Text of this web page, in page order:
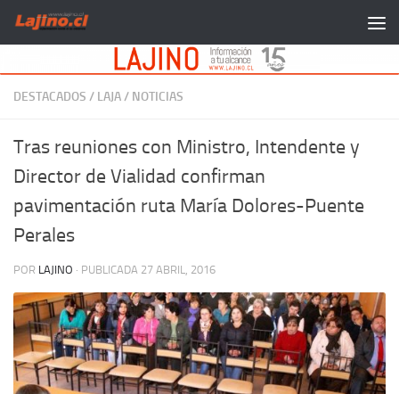
Saltar al contenido
DESTACADOS / LAJA/ NOTICIAS
Tras reuniones con Ministro, Intendente y
Director de Vialidad confirman
pavimentación ruta María Dolores-Puente
Perales
POR LAJINO · PUBLICADA 27 ABRIL, 2016